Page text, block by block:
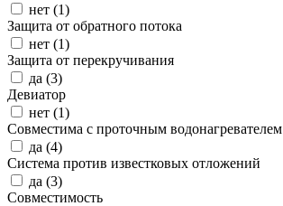
нет (1)
Защита от обратного потока
нет (1)
Защита от перекручивания
да (3)
Девиатор
нет (1)
Совместима с проточным водонагревателем
да (4)
Система против известковых отложений
да (3)
Совместимость